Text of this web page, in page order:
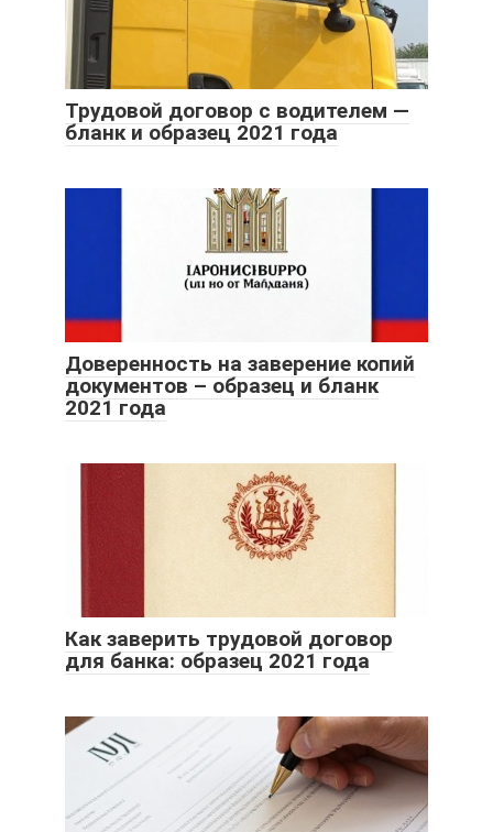
Трудовой договор с водителем —
бланк и образец 2021 года
Доверенность на заверение копий
документов – образец и бланк
2021 года
Как заверить трудовой договор
для банка: образец 2021 года